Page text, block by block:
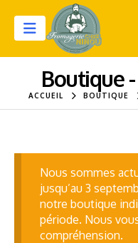
Boutique
ACCUEIL BOUTIQUE
Nous sommes
jusqu’au 3
notre boutique
période. Nous
compréhension.